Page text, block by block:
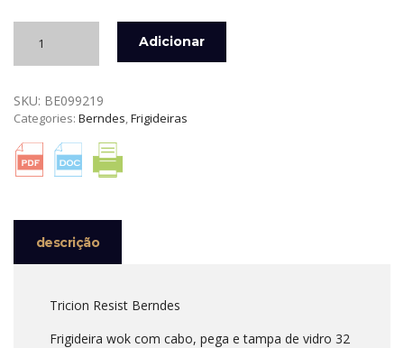
FRIGIDEIRA
COM
TAMPA
RESIST
32
Adicionar
SKU: BE099219
Categories: Berndes Frigideiras
descrição
Tricion Resist Berndes
Frigideira wok com cabo, pega e tampa de vidro 32